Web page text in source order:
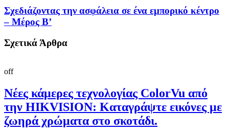
Σχεδιάζοντας την ασφάλεια σε ένα εμπορικό κέντρο
– Μέρος Β’
Σχετικά Άρθρα
off
Νέες κάμερες τεχνολογίας ColorVu από
την HIKVISION: Καταγράψτε εικόνες με
ζωηρά χρώματα στο σκοτάδι.